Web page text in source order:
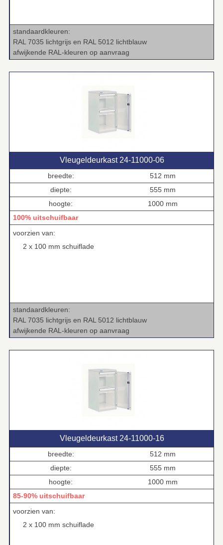
standaardkleuren:
RAL 7035 lichtgrijs en RAL 5012 lichtblauw
afwijkende RAL‑kleuren op aanvraag
Vleugeldeurkast 24‑11000‑06
breedte:
512 mm
diepte:
555 mm
hoogte:
1000 mm
100% uitschuifbaar
voorzien van:
2 x 100 mm schuiflade
standaardkleuren:
RAL 7035 lichtgrijs en RAL 5012 lichtblauw
afwijkende RAL‑kleuren op aanvraag
Vleugeldeurkast 24‑11000‑16
breedte:
512 mm
diepte:
555 mm
hoogte:
1000 mm
85-90% uitschuifbaar
voorzien van:
2 x 100 mm schuiflade